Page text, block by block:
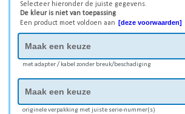
Selecteer hieronder de juiste gegevens.
De kleur is niet van toepassing
Een product moet voldoen aan [deze voorwaarden]
met adapter / kabel zonder breuk/beschadiging
originele verpakking met juiste serie-nummer(s)